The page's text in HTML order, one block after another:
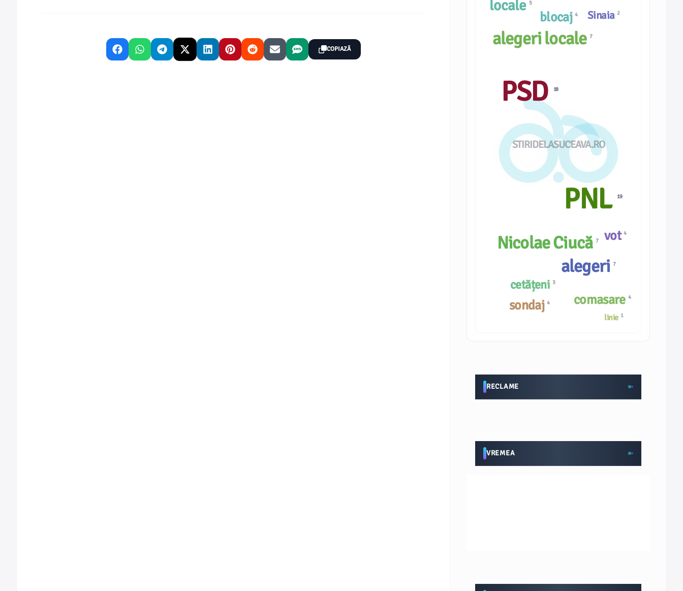
COPIAZĂ
STIRIDELASUCEAVA.RO
blocaj4 Sinaia 2
cetățeni 3
vot4
locale 5
Nicolae Ciucă7
alegeri locale7
alegeri7
PNL 19
comasare4
PSD 18
linie 1
sondaj4
RECLAME
VREMEA